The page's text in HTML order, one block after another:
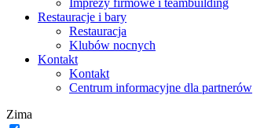
Imprezy firmowe i teambuilding
Restauracje i bary
Restauracja
Klubów nocnych
Kontakt
Kontakt
Centrum informacyjne dla partnerów
Zima